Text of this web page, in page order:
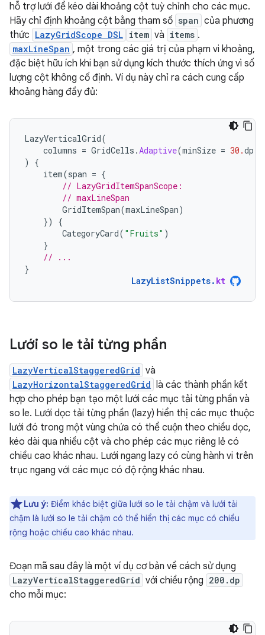
hỗ trợ lưới để kéo dài khoảng cột tuỳ chỉnh cho các mục.
Hãy chỉ định khoảng cột bằng tham số span của phương
thức LazyGridScope DSL item và items .
maxLineSpan , một trong các giá trị của phạm vi khoảng,
đặc biệt hữu ích khi bạn sử dụng kích thước thích ứng vì số
lượng cột không cố định. Ví dụ này chỉ ra cách cung cấp
khoảng hàng đầy đủ:
LazyVerticalGrid(
columns = GridCells .Adaptive(minSize = 30.dp
)
{
item(span = {
// LazyGridItemSpanScope:
// maxLineSpan
GridItemSpan(maxLineSpan)
})
{
CategoryCard( "Fruits" )
}
// ...
}
LazyListSnippets. kt
Lưới so le tải từng phần
LazyVerticalStaggeredGrid và
LazyHorizontalStaggeredGrid là các thành phần kết
hợp cho phép bạn tạo một lưới các mục tải từng phần và
so le. Lưới dọc tải từng phần (lazy) hiển thị các mục thuộc
lưới đó trong một vùng chứa có thể cuộn theo chiều dọc,
kéo dài qua nhiều cột và cho phép các mục riêng lẻ có
chiều cao khác nhau. Lưới ngang lazy có cùng hành vi trên
trục ngang với các mục có độ rộng khác nhau.
Lưu ý: Điểm khác biệt giữa lưới so le tải chậm và lưới tải
chậm là lưới so le tải chậm có thể hiển thị các mục có chiều
rộng hoặc chiều cao khác nhau.
Đoạn mã sau đây là một ví dụ cơ bản về cách sử dụng
LazyVerticalStaggeredGrid với chiều rộng 200.dp
cho mỗi mục: